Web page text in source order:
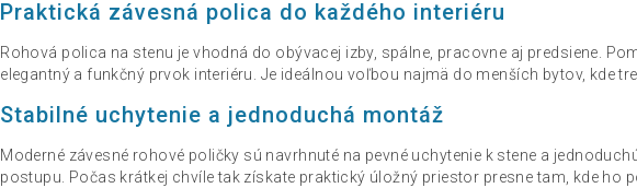
Praktická závesná polica do každého interiéru
Rohová polica na stenu je vhodná do obývacej izby, spálne, pracovne aj predsiene.
elegantný a funkčný prvok interiéru. Je ideálnou voľbou najmä do menších bytov, kde
Stabilné uchytenie a jednoduchá montáž
Moderné závesné rohové poličky sú navrhnuté na pevné uchytenie k stene a
postupu. Počas krátkej chvíle tak získate praktický úložný priestor presne tam, kde ho